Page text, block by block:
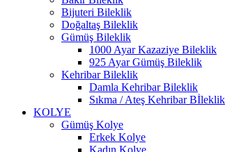
Bijuteri Bileklik
Doğaltaş Bileklik
Gümüş Bileklik
1000 Ayar Kazaziye Bileklik
925 Ayar Gümüş Bileklik
Kehribar Bileklik
Damla Kehribar Bileklik
Sıkma / Ateş Kehribar Bİleklik
KOLYE
Gümüş Kolye
Erkek Kolye
Kadın Kolye